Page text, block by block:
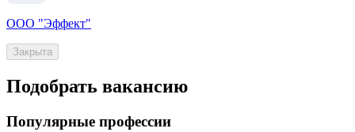
ООО "Эффект"
Закрыта
Подобрать вакансию
Популярные профессии